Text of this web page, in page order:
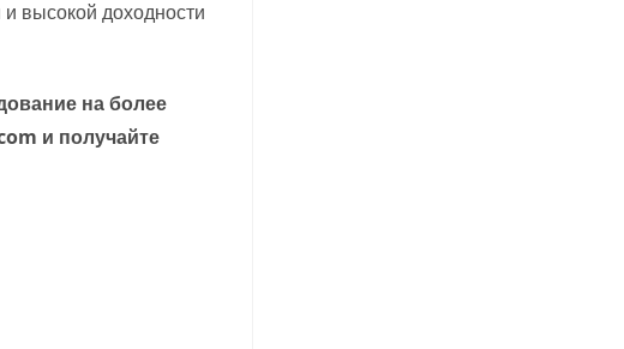
высокой доходности
на более
и получайте